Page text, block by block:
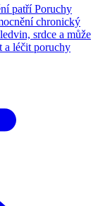
patří Poruchy
chronický
srdce a může
a léčit poruchy